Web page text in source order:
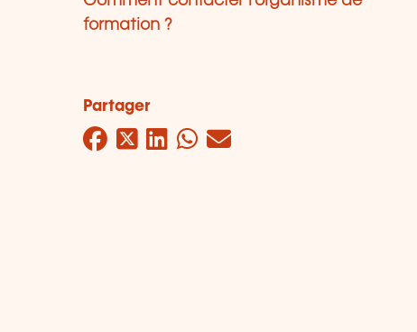
formation ?
Partager
Facebook
Twitter
LinkedIn
WhatsApp
Mail